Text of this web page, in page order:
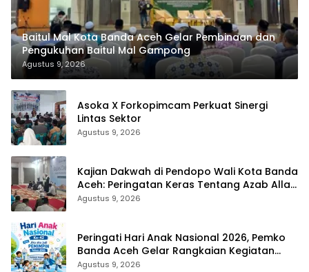
Baitul Mal Kota Banda Aceh Gelar Pembinaan dan
Pengukuhan Baitul Mal Gampong
Agustus 9, 2026
Asoka X Forkopimcam Perkuat Sinergi
Lintas Sektor
Agustus 9, 2026
Kajian Dakwah di Pendopo Wali Kota Banda
Aceh: Peringatan Keras Tentang Azab Allah
Bagi Pelaku LGBT
Agustus 9, 2026
Peringati Hari Anak Nasional 2026, Pemko
Banda Aceh Gelar Rangkaian Kegiatan
Edukatif Menuju Indonesia Emas
Agustus 9, 2026